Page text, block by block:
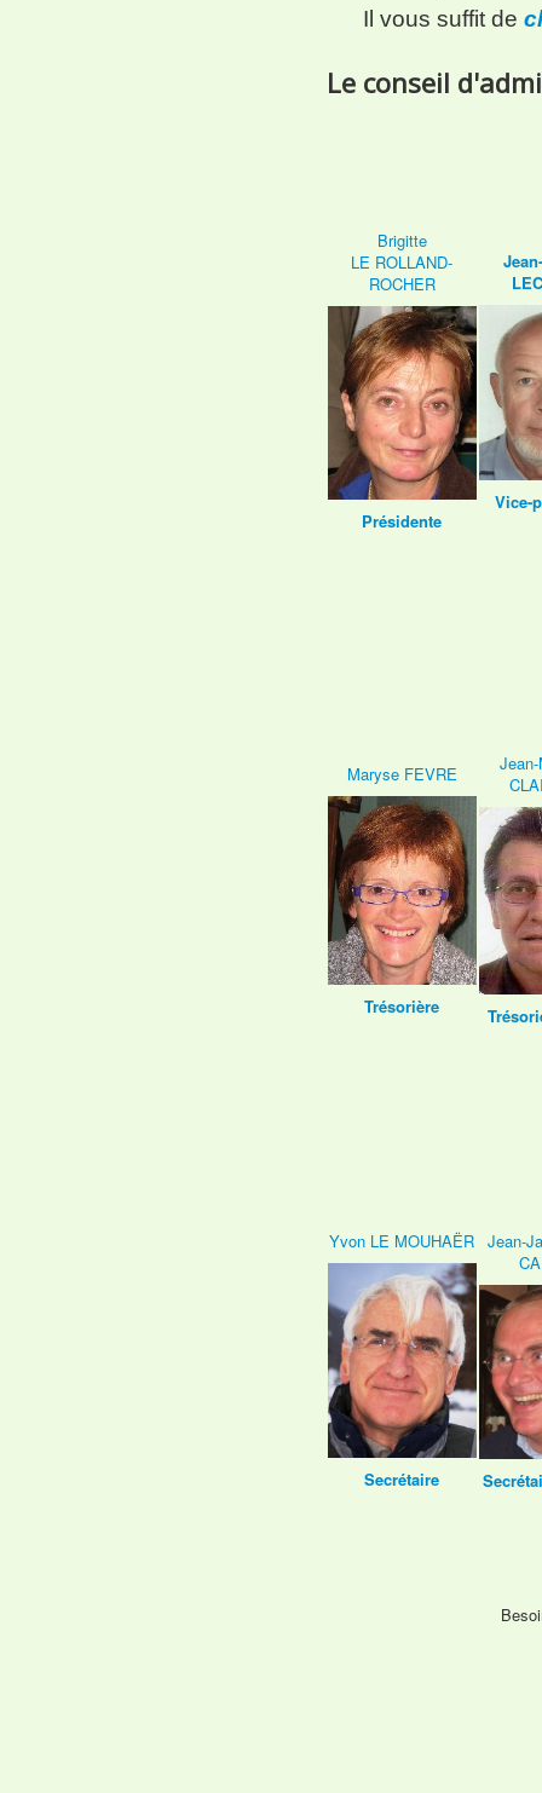
Il vous suffit de
Le conseil
Brigitte
LE ROLLAND-
ROCHER
Présidente
Vice-
Maryse FEVRE
Trésorière
Yvon LE MOUHAËR
Secrétaire
Jean-